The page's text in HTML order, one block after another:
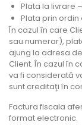
Plata la livrare
Plata prin ordin
În cazul în care
sau numerar),
ajung la adresa
Client. În cazul în
va fi considerată
sunt creditaţi în
Factura fiscala
format electronic.